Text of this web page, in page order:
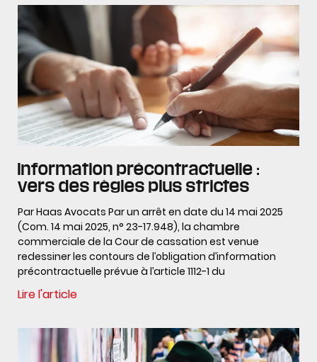
Information précontractuelle :
vers des règles plus strictes
Par Haas Avocats Par un arrêt en date du 14 mai 2025
(Com. 14 mai 2025, n° 23-17.948), la chambre
commerciale de la Cour de cassation est venue
redessiner les contours de l’obligation d’information
précontractuelle prévue à l’article 1112-1 du
Lire l'article